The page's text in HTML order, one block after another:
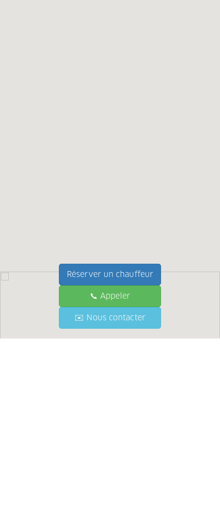
📞 Call
✉️ Contact Us
Réserver un chauffeur
📞 Appeler
✉️ Nous contacter